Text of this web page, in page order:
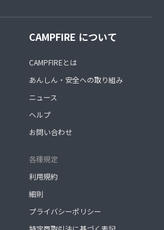
CAMPFIRE について
CAMPFIREとは
あんしん・安全への取り組み
ニュース
ヘルプ
お問い合わせ
各種規定
利用規約
細則
プライバシーポリシー